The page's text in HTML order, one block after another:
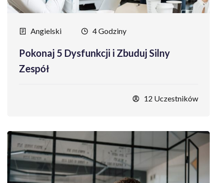
Angielski 4 Godziny
Pokonaj 5 Dysfunkcji i Zbuduj Silny
Zespół
12 Uczestników